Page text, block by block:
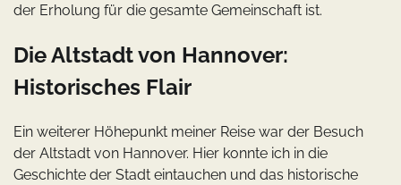
der Erholung für die gesamte Gemeinschaft ist.
Die Altstadt von Hannover:
Historisches Flair
Ein weiterer Höhepunkt meiner Reise war der Besuch
der Altstadt von Hannover. Hier konnte ich in die
Geschichte der Stadt eintauchen und das historische